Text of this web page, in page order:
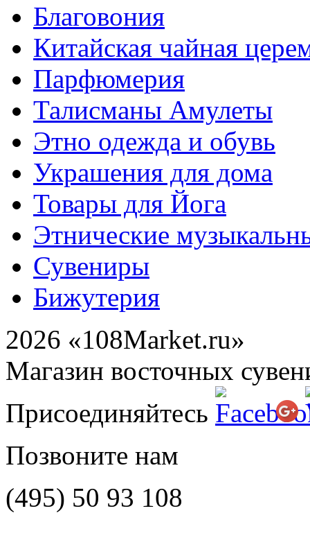
Благовония
Китайская чайная
Парфюмерия
Талисманы Амулеты
Этно одежда и обувь
Украшения для дома
Товары для Йога
Этнические
Сувениры
Бижутерия
2026 «108Market.ru»
Магазин восточных
Присоединяйтесь
Позвоните нам
(495) 50 93 108